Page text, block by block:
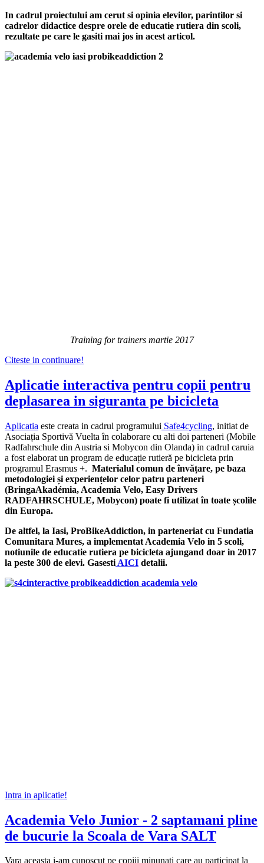
In cadrul proiectului am cerut si opinia elevilor, parintilor si
cadrelor didactice despre orele de educatie rutiera din scoli,
rezultate pe care le gasiti mai jos in acest articol.
Training for trainers martie 2017
Citeste in continuare!
Aplicatie interactiva pentru copii pentru
deplasarea in siguranta pe bicicleta
Aplicatia este creata in cadrul programului Safe4cycling, initiat de
Asociația Sportivă Vuelta în colaborare cu alti doi parteneri (Mobile
Radfahrschule din Austria si Mobycon din Olanda) in cadrul caruia
a fost elaborat un program de educație rutieră pe bicicleta prin
programul Erasmus +. Materialul comun de învățare, pe baza
metodologiei și experiențelor celor patru parteneri
(BringaAkadémia, Academia Velo, Easy Drivers
RADFAHRSCHULE, Mobycon) poate fi utilizat în toate școlile
din Europa.
De altfel, la Iasi, ProBikeAddiction, in parteneriat cu Fundatia
Comunitara Mures, a implementat Academia Velo in 5 scoli,
notiunile de educatie rutiera pe bicicleta ajungand doar in 2017
la peste 300 de elevi. Gasesti AICI detalii.
Intra in aplicatie!
Academia Velo Junior - 2 saptamani pline
de bucurie la Scoala de Vara SALT
Vara aceasta i-am cunoscut pe copiii minunati care au participat la